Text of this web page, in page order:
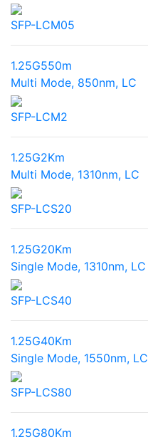
SFP-LCM05
1.25G550m
Multi Mode, 850nm, LC
SFP-LCM2
1.25G2Km
Multi Mode, 1310nm, LC
SFP-LCS20
1.25G20Km
Single Mode, 1310nm, LC
SFP-LCS40
1.25G40Km
Single Mode, 1550nm, LC
SFP-LCS80
1.25G80Km